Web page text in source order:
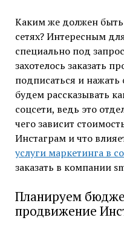
Каким же должен
сетях? Интересным
специально под
захотелось заказать
подписаться и
будем рассказывать
соцсети, ведь это
чего зависит
Инстаграм и что
услуги маркетинга в
заказать в компании
Планируем
продвижение